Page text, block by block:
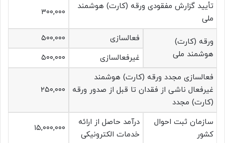
تأیید گزارش مفقودی ورقه (کارت) هوشمند
ملی
۳۰۰,۰۰۰
ورقه (کارت)
هوشمند ملی
فعالسازی
۵۰۰,۰۰۰
غیرفعالسازی
۵۰۰,۰۰۰
فعالسازی مجدد ورقه (کارت) هوشمند
غیرفعال ناشی از فقدان تا قبل از صدور ورقه
(کارت) مجدد
۲۵۰,۰۰۰
سازمان ثبت احوال
کشور
درآمد حاصل از ارائه
خدمات الکترونیکی
۱۵,۰۰۰,۰۰۰